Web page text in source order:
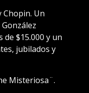
Chopin. Un
de $15.000 y un
jubilados y
Misteriosa¨.